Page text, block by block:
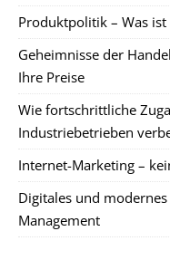
Produktpolitik – Was
Geheimnisse der
Ihre Preise
Wie fortschrittliche
Industriebetrieben
Internet-Marketing –
Digitales und
Management